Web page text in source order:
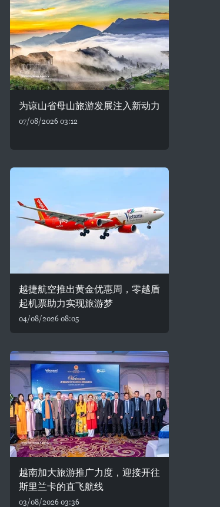
为谅山省母山旅游发展注入新动力
07/08/2026 03:12
越捷航空推出黄金优惠周，零越盾
起机票助力实现旅游梦
04/08/2026 08:05
越南加大旅游推广力度，迎接开往
斯里兰卡的直飞航线
03/08/2026 03:36